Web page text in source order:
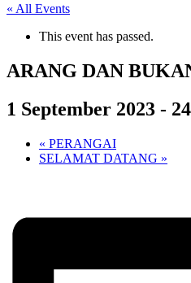
« All Events
This event has passed.
ARANG DAN
1 September 2023 -
« PERANGAI
SELAMAT DATANG »